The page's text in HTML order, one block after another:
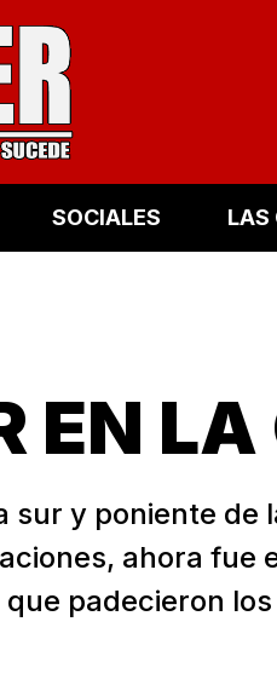
SOCIALES LAS
EN
sur y poniente de
ahora fue
padecieron los